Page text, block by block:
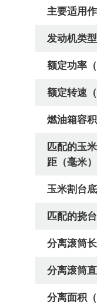
主要适用
发动机类型
额定功率
额定转速（
燃油箱容积
匹配的玉
距（毫米）
玉米割台
匹配的挠
分离滚筒
分离滚筒
分离面积（